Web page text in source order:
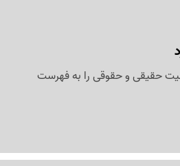
روز پنجشنبه مجموعاً نام 25 شخصیت حقیقی و حقوقی را به فهرست